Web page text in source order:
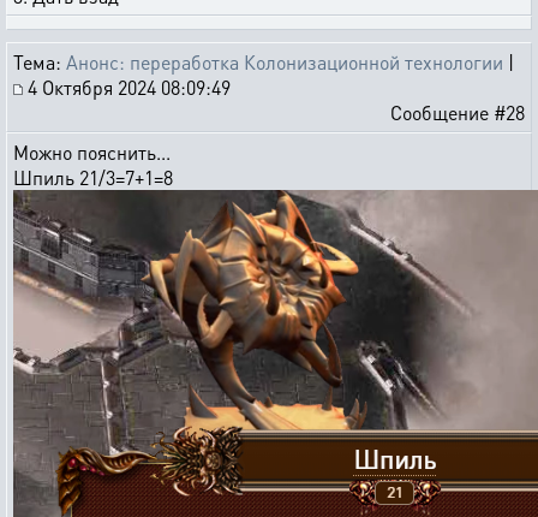
Тема: Анонс: переработка Колонизационной технологии |
4 Октября 2024 08:09:49
Сообщение #28
Можно пояснить...
Шпиль 21/3=7+1=8